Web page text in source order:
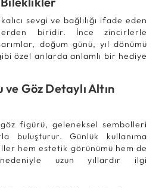
sevgi ve bağlılığı ifade eden
biridir. İnce zincirlerle
doğum günü, yıl dönümü
özel anlarda anlamlı bir hediye
Göz Detaylı Altın
figürü, geleneksel sembolleri
buluşturur. Günlük kullanıma
hem estetik görünümü hem de
uzun yıllardır ilgi